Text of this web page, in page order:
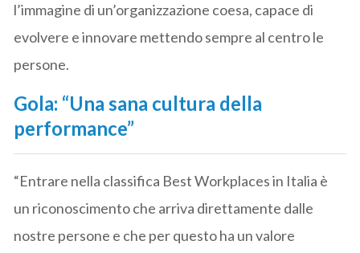
l’immagine di un’organizzazione coesa, capace di
evolvere e innovare mettendo sempre al centro le
persone.
Gola: “Una sana cultura della
performance”
“Entrare nella classifica Best Workplaces in Italia è
un riconoscimento che arriva direttamente dalle
nostre persone e che per questo ha un valore